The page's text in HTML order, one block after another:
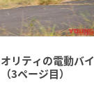
リティの電動バイ
3ページ目）